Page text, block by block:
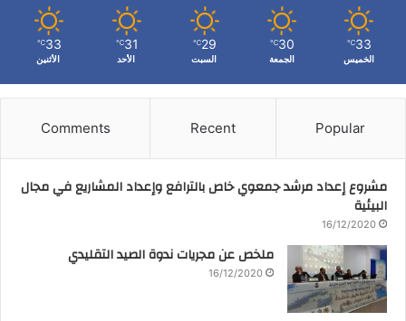
33
℃
الخميس
30
℃
الجمعة
29
℃
السبت
31
℃
الأحد
33
℃
الأثنين
Popular
Recent
Comments
مشروع إعداد مرشد جمعوي خاص بالترافع وإعداد المشاريع في مجال
البيئية
16/12/2020
ملخص عن مجريات ندوة الصيد التقليدي
16/12/2020